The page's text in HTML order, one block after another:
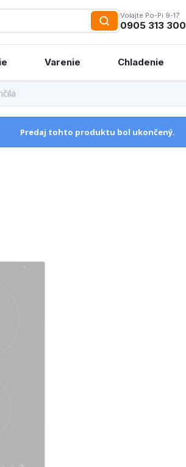
Volajte Po-Pi 9-17
0905 313 300
Varenie Chladenie
Predaj tohto produktu bol ukončený.